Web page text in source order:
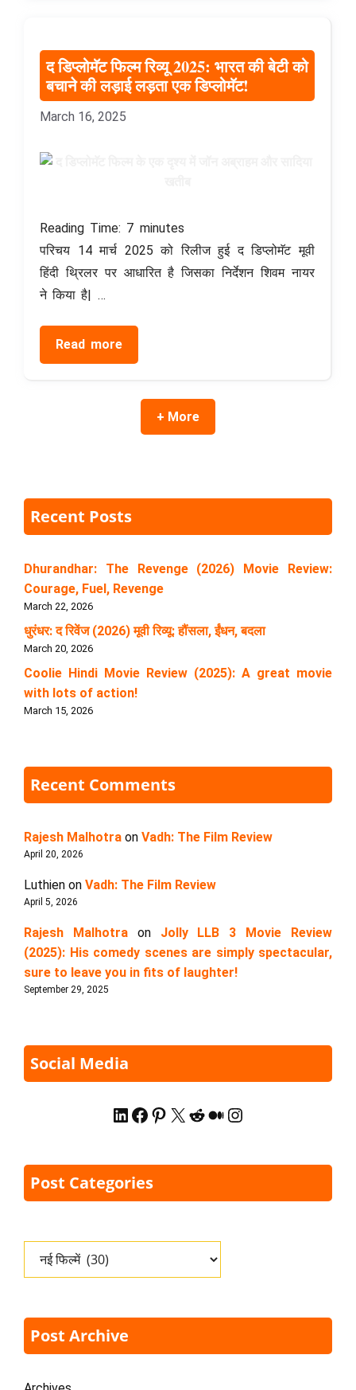
द डिप्लोमॅट फिल्म रिव्यू 2025: भारत की बेटी को
बचाने की लड़ाई लड़ता एक डिप्लोमॅट!
March 16, 2025
Reading Time: 7 minutes
परिचय 14 मार्च 2025 को रिलीज हुई द डिप्लोमॅट मूवी
हिंदी थ्रिलर पर आधारित है जिसका निर्देशन शिवम नायर
ने किया है| …
Read more
+ More
Recent Posts
Dhurandhar: The Revenge (2026) Movie Review:
Courage, Fuel, Revenge
March 22, 2026
धुरंधर: द रिवेंज (2026) मूवी रिव्यू: हौंसला, ईंधन, बदला
March 20, 2026
Coolie Hindi Movie Review (2025): A great movie
with lots of action!
March 15, 2026
Recent Comments
Rajesh Malhotra on Vadh: The Film Review
April 20, 2026
Luthien on Vadh: The Film Review
April 5, 2026
Rajesh Malhotraon Jolly LLB 3 Movie Review
(2025): His comedy scenes are simply spectacular,
sure to leave you in fits of laughter!
September 29, 2025
Social Media
LinkedIn
Facebook
Pinterest
X Reddit
Medium
Instagram
Post Categories
Post Archive